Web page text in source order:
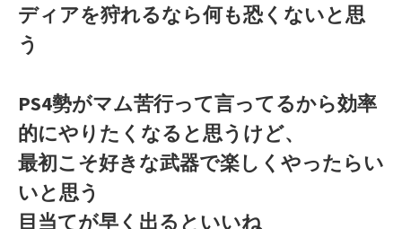
ディアを狩れるなら何も恐くないと思
う
PS4勢がマム苦行って言ってるから効率
的にやりたくなると思うけど、
最初こそ好きな武器で楽しくやったらい
いと思う
目当てが早く出るといいね